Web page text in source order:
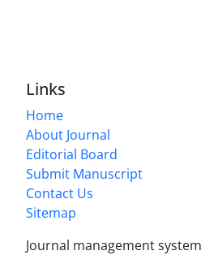
Links
Home
About Journal
Editorial Board
Submit Manuscript
Contact Us
Sitemap
Journal management